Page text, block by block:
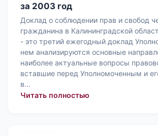
за 2003 год
Доклад о соблюдении прав и свобод
гражданина в Калининградской
- это третий ежегодный доклад
нем анализируются основные
наиболее актуальные вопросы
вставшие перед Уполномоченным и
в…
Читать полностью: Доклад